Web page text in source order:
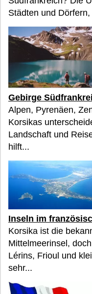
Städten und
Gebirge
Alpen, Pyrenäen,
Korsikas
Landschaft und
hilft...
Inseln im
Korsika ist die
Mittelmeerinsel,
Lérins, Frioul und
sehr...